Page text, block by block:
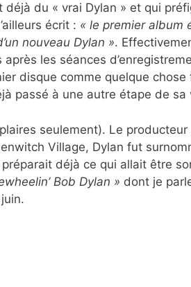
du « vrai Dylan » et qui
écrit : « le premier album
nouveau Dylan ».
les séances
disque comme quelque
passé à une autre étape de sa
seulement). Le producteur
Village, Dylan fut
déjà ce qui allait être
Bob Dylan » dont je